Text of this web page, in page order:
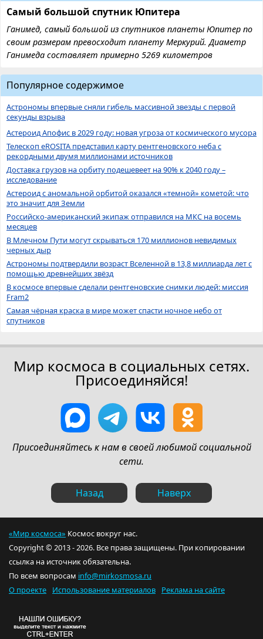
Самый большой спутник Юпитера
Ганимед, самый большой из спутников планеты Юпитер по
своим размерам превосходит планету Меркурий. Диаметр
Ганимеда составляет примерно 5269 километров
Популярное содержимое
Астрономы впервые сняли гибель массивной звезды с первой
секунды взрыва
Астероид Апофис в 2029 году: новая угроза от космического мусора
Телескоп eROSITA представил карту рентгеновского неба с
рекордными двумя миллионами источников
Доставка грузов на орбиту подешевеет на 90% к 2040 году –
исследование
Астероид с аномальной орбитой оказался «темной» кометой: что
это значит для Земли
Российско-американский экипаж отправился на МКС на восемь
месяцев
В Млечном Пути могут скрываться 170 миллионов невидимых
черных дыр
Астрономы подтвердили возраст Вселенной в 13,8 миллиарда лет с
помощью древнейших звёзд
В космосе впервые сделали рентгеновские снимки людей: миссия
Fram2
Самая чёрная краска в мире может спасти ночное небо от
спутников
Мир космоса в социальных сетях.
Присоединяйся!
Присоединяйтесь к нам в своей любимой социальной
сети.
Назад Наверх
«Мир космоса» Космос вокруг нас.
Copyright © 2013 - 2026. Все права защищены. При копировании
ссылка на источник обязательна.
По всем вопросам info@mirkosmosa.ru
О проекте
Использование материалов Реклама на сайте